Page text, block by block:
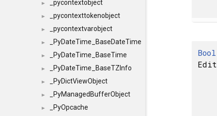
► _pycontextobject
► _pycontexttokenobject
► _pycontextvarobject
► _PyDateTime_BaseDateTime
► _PyDateTime_BaseTime
► _PyDateTime_BaseTZInfo
► _PyDictViewObject
► _PyManagedBufferObject
► _PyOpcache
Bool